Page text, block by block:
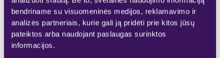
bendriname su visuomeninės medijos, reklamavimo ir
analizės partneriais, kurie gali ją pridėti prie kitos jūsų
pateiktos arba naudojant paslaugas surinktos
informacijos.
pulsu”, stāsta Aurims Martinkēns
[Aurimas Martinkėnas], “GALIO GROUP”
NĪ projektu direktors.